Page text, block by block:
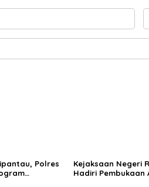
Polres
Kejaksaan Negeri
Hadiri Pembukaan